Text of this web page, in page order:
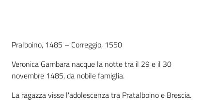
Seguici
su
Introduzione
Pralboino, 1485 – Correggio, 1550
Veronica Gambara nacque la notte tra il 29 e il 30
novembre 1485, da nobile famiglia.
La ragazza visse l'adolescenza tra Pratalboino e Brescia.